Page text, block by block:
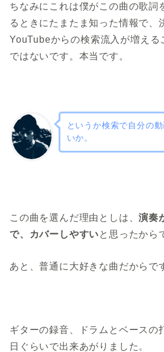
ちなみにこれは僕がこの曲の歌詞
るときにたまたま知った情報で、
YouTubeからの検索流入が増える
ではないです。本当です。
というか検索で自分の
いか。
この曲を選んだ理由としは、演奏
で、カバーしやすいと思ったから
あと、普通に大好きな曲だからで
ギターの録音、ドラムとベースの
日ぐらいで出来あがりました。